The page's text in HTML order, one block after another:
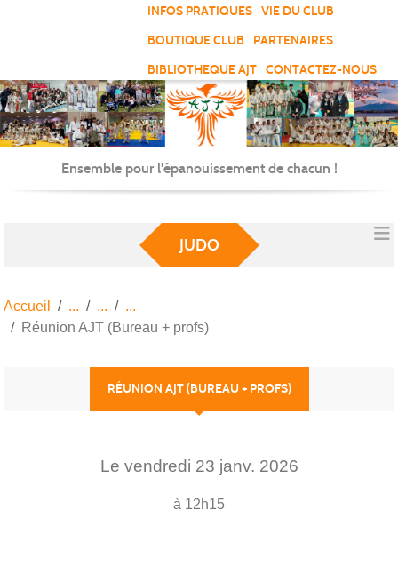
INFOS PRATIQUES
VIE DU CLUB
BOUTIQUE CLUB
PARTENAIRES
BIBLIOTHEQUE AJT
CONTACTEZ-NOUS
Ensemble pour l'épanouissement de chacun !
JUDO
Accueil
Réunion AJT (Bureau + profs)
RÉUNION AJT (BUREAU + PROFS)
Le vendredi 23 janv. 2026
à 12h15
Panneau de gestion des cookies